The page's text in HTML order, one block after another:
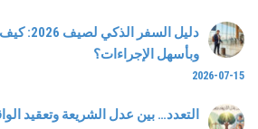
دليل
وبأسهل الإجراءات؟
2026-07-15
التعدد… بين عدل الشريعة وتعقيد